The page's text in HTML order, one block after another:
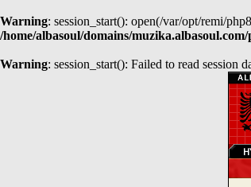
Warning: session_start(): open(/var/opt/remi/
/home/albasoul/domains/
Warning: session_start(): Failed to read session